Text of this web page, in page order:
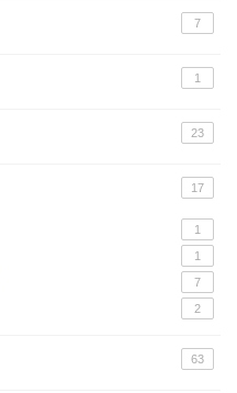
7
1
23
17
1
1
7
2
63